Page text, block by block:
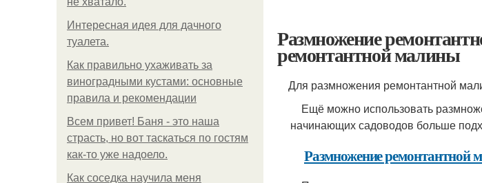
Интересная идея для дачного
туалета.
Как правильно ухаживать за
виноградными кустами: основные
правила и рекомендации
Всем привет! Баня - это наша
страсть, но вот таскаться по гостям
как-то уже надоело.
Как соседка научила меня
Размножение
ремонтантной малины
Для размножения ремонтантной
Ещё можно использовать
начинающих садоводов больше
Размножение ремонтантной